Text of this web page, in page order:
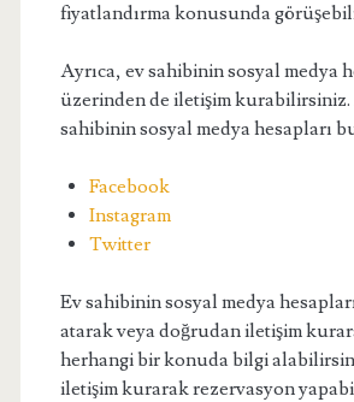
fiyatlandırma konusunda
Ayrıca, ev sahibinin sosyal medya
üzerinden de iletişim kurabilirsiniz.
sahibinin sosyal medya hesapları
Facebook
Instagram
Twitter
Ev sahibinin sosyal medya
atarak veya doğrudan iletişim
herhangi bir konuda bilgi
iletişim kurarak rezervasyon